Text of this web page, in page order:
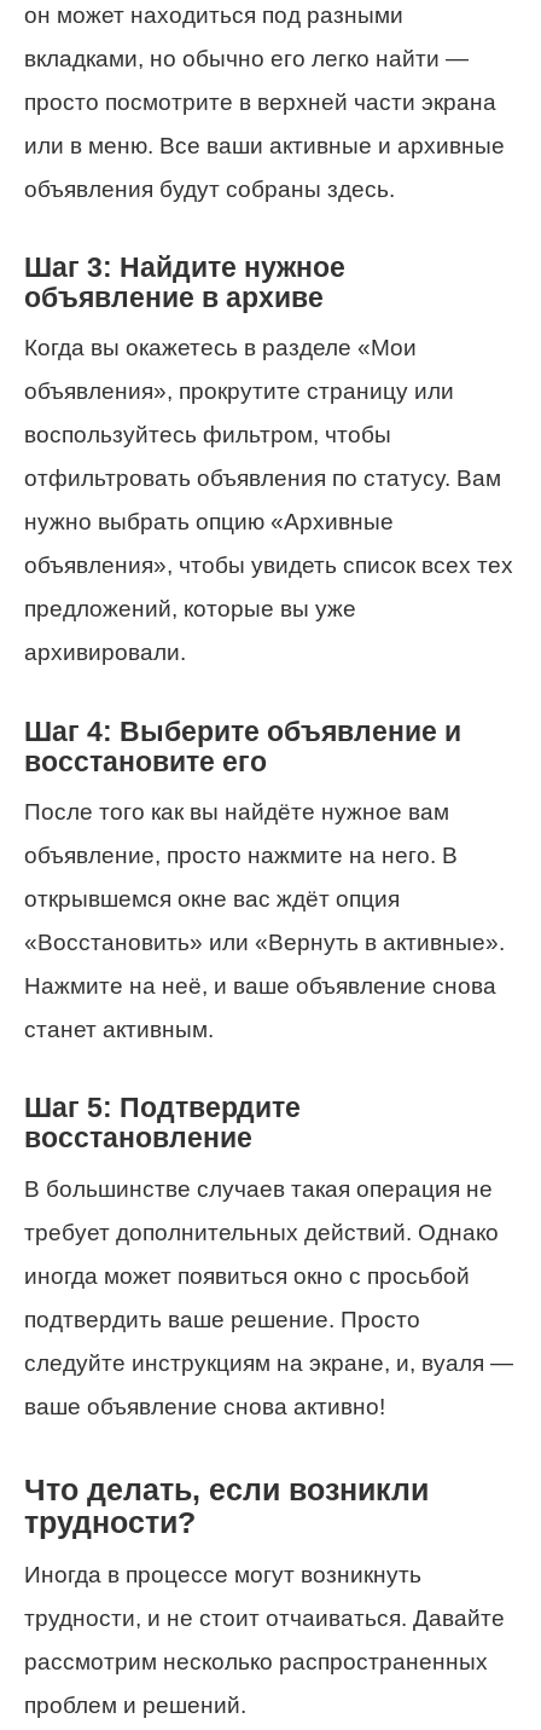
он может находиться под разными
вкладками, но обычно его легко найти —
просто посмотрите в верхней части экрана
или в меню. Все ваши активные и архивные
объявления будут собраны здесь.
Шаг 3: Найдите нужное
объявление в архиве
Когда вы окажетесь в разделе «Мои
объявления», прокрутите страницу или
воспользуйтесь фильтром, чтобы
отфильтровать объявления по статусу. Вам
нужно выбрать опцию «Архивные
объявления», чтобы увидеть список всех тех
предложений, которые вы уже
архивировали.
Шаг 4: Выберите объявление и
восстановите его
После того как вы найдёте нужное вам
объявление, просто нажмите на него. В
открывшемся окне вас ждёт опция
«Восстановить» или «Вернуть в активные».
Нажмите на неё, и ваше объявление снова
станет активным.
Шаг 5: Подтвердите
восстановление
В большинстве случаев такая операция не
требует дополнительных действий. Однако
иногда может появиться окно с просьбой
подтвердить ваше решение. Просто
следуйте инструкциям на экране, и, вуаля —
ваше объявление снова активно!
Что делать, если возникли
трудности?
Иногда в процессе могут возникнуть
трудности, и не стоит отчаиваться. Давайте
рассмотрим несколько распространенных
проблем и решений.